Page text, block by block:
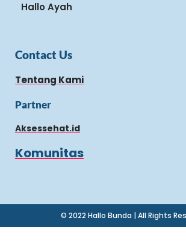
Hallo Ayah
Contact Us
Tentang Kami
Partner
Aksessehat.id
Komunitas
© 2022 Hallo Bunda | All Rights